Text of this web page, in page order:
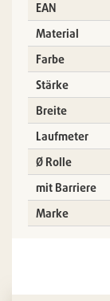
EAN
Material
Farbe
Stärke
Breite
Laufmeter
Ø Rolle
mit Barriere
Marke